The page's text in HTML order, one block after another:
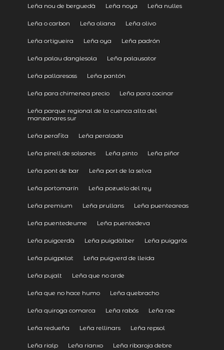
Leña nou de berguedà Leña noya Leña nulles
Leña o carbon Leña oliana Leña olivo
Leña ortigueira Leña oya Leña padrón
Leña palau danglesola Leña palausator
Leña pallaresoss Leña pantón
Leña para chimenea precio Leña para cocinar
Leña parque regional de la cuenca alta del
manzanares sur
Leña perafita Leña peralada
Leña pinell de solsonès Leña pinto Leña piñor
Leña pont de bar Leña port de la selva
Leña portomarín Leña pozuelo del rey
Leña premium Leña prullans Leña puenteareas
Leña puentedeume Leña puentedeva
Leña puigcerdà Leña puigdàlber Leña puiggròs
Leña puigpelat Leña puigverd de lleida
Leña pujalt Leña que no arde
Leña que no hace humo Leña quebracho
Leña quiroga comarca Leña rabós Leña rae
Leña redueña Leña rellinars Leña repsol
Leña rialp Leña rianxo Leña ribaroja debre